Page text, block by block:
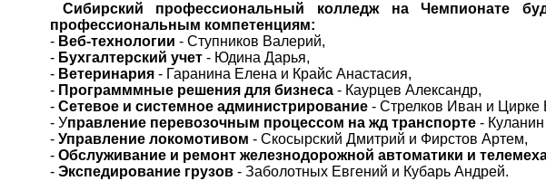
Сибирский профессиональный колледж на Чемпионате
профессиональным компетенциям:
- Веб-технологии - Ступников Валерий,
- Бухгалтерский учет - Юдина Дарья,
- Ветеринария - Гаранина Елена и Крайс Анастасия,
- Программмные решения для бизнеса - Каурцев Александр,
- Сетевое и системное администрирование - Стрелков Иван и Цирке
- Управление перевозочным процессом на жд транспорте -
- Управление локомотивом - Скосырский Дмитрий и Фирстов Артем,
- Обслуживание и ремонт железнодорожной автоматики и
- Экспедирование грузов - Заболотных Евгений и Кубарь Андрей.